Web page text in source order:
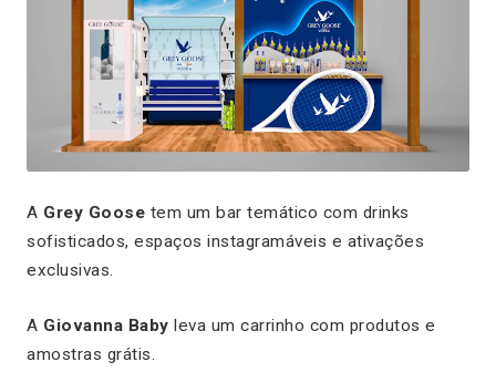
A Grey Goose tem um bar temático com drinks
sofisticados, espaços instagramáveis e ativações
exclusivas.
A Giovanna Baby leva um carrinho com produtos e
amostras grátis.